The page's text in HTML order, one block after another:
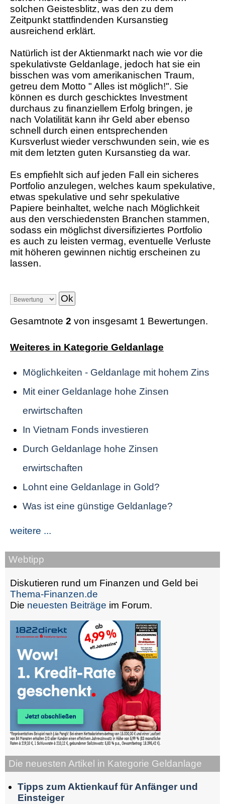
solchen Geistesblitz, was den zu dem
Zeitpunkt stattfindenden Kursanstieg
ausreichend erklärt.
Natürlich ist der Aktienmarkt nach wie vor die
spekulativste Geldanlage, jedoch hat sie ein
bisschen was vom amerikanischen Traum,
getreu dem Motto " Alles ist möglich!". Sie
können es durch geschicktes Investment
durchaus zu finanziellem Erfolg bringen, je
nach Volatilität kann ihr Geld aber ebenso
schnell durch einen entsprechenden
Kursverlust wieder verschwunden sein, wie es
mit dem letzten guten Kursanstieg da war.
Es empfiehlt sich auf jeden Fall ein sicheres
Portfolio anzulegen, welches kaum spekulative,
etwas spekulative und sehr spekulative
Papiere beinhaltet, welche nach Möglichkeit
aus den verschiedensten Branchen stammen,
sodass ein möglichst diversifiziertes Portfolio
es auch zu leisten vermag, eventuelle Verluste
mit höheren gewinnen nichtig erscheinen zu
lassen.
Gesamtnote 2 von insgesamt 1 Bewertungen.
Weiteres in Kategorie Geldanlage
Möglichkeiten - Geldanlage mit hohem Zins
Mit einer Geldanlage hohe Zinsen
erwirtschaften
In Vietnam Fonds investieren
Durch Geldanlage hohe Zinsen
erwirtschaften
Lohnt eine Geldanlage in Gold?
Was ist eine günstige Geldanlage?
weitere ...
Webtipp
Diskutieren rund um Finanzen und Geld bei
Thema-Finanzen.de
Die neuesten Beiträge im Forum.
Die neuesten Artikel in Kategorie Geldanlage
Tipps zum Aktienkauf für Anfänger und
Einsteiger